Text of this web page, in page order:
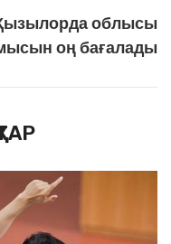
облысы
оң бағалады